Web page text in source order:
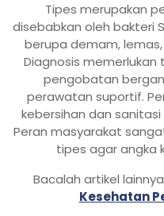
Tipes merupakan
disebabkan oleh bakteri
berupa demam,
Diagnosis
pengobatan
perawatan suportif.
kebersihan dan
Peran masyarakat
tipes agar angka
Bacalah artikel
Kesehatan